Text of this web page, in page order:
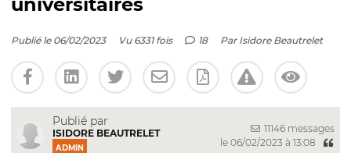
Publié le 06/02/2023 Vu 6331 fois 18 Par Isidore Beautrelet
Publié par
ISIDORE BEAUTRELET
ADMIN
11146 messages
le 06/02/2023 à 13:08